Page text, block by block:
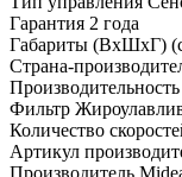
Гарантия 2 года
Габариты (ВхШхГ)
Страна-
Фильтр
Количество
Артикул
Производитель